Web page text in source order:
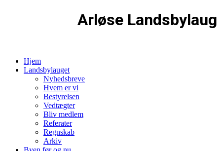
Arløse Landsbylaug
Hjem
Landsbylauget
Nyhedsbreve
Hvem er vi
Bestyrelsen
Vedtægter
Bliv medlem
Referater
Regnskab
Arkiv